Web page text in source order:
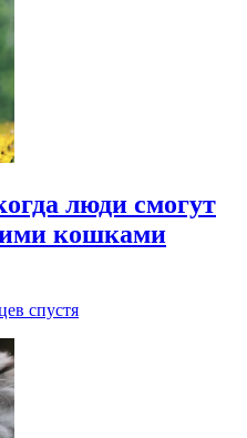
люди смогут
кошками
спустя